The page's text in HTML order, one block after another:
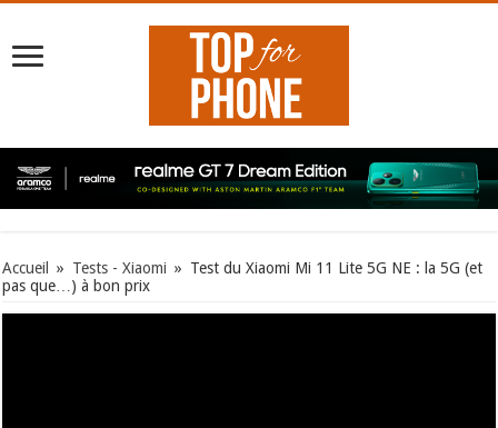
Accueil » Tests - Xiaomi » Test du Xiaomi Mi 11 Lite 5G NE : la 5G (et
pas que…) à bon prix